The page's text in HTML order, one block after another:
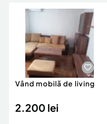
Servicii
Animale de companie
Afaceri și
Inchiriere Bunuri si
Utilaje agricole si
Piese auto si accesorii
Dacia Duster
Vând mobilă de living
2.200 lei